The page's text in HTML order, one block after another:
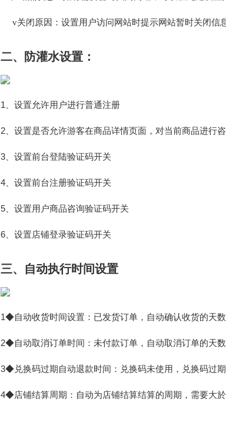
v关闭原因：设置用户访问网站时提示网站暂时关闭信
二、防灌水设置：
1、设置允许用户进行普通注册
2、设置是否允许游客在商品详情页面，对当前商品进行
3、设置前台登陆验证码开关
4、设置前台注册验证码开关
5、设置用户商品咨询验证码开关
6、设置店铺登录验证码开关
三、自动执行时间设置
1◆自动收货时间设置：已发货订单，自动确认收货的天
2◆自动取消订单时间：未付款订单，自动取消订单的天
3◆兑换码过期自动退款时间：兑换码未使用，兑换码过
4◆店铺结算周期：自动为店铺结算结算的周期，需要大於